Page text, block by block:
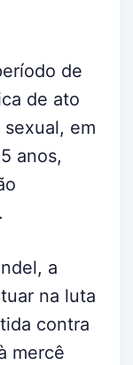
de
de ato
em
anos,
a
na luta
contra
mercê